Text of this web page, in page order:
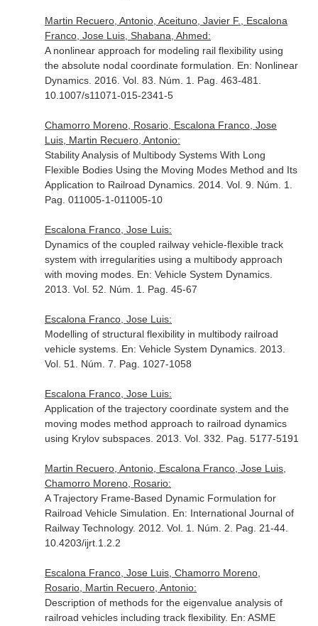
Martin Recuero, Antonio, Aceituno, Javier F., Escalona
Franco, Jose Luis, Shabana, Ahmed:
A nonlinear approach for modeling rail flexibility using
the absolute nodal coordinate formulation. En: Nonlinear
Dynamics. 2016. Vol. 83. Núm. 1. Pag. 463-481.
10.1007/s11071-015-2341-5
Chamorro Moreno, Rosario, Escalona Franco, Jose
Luis, Martin Recuero, Antonio:
Stability Analysis of Multibody Systems With Long
Flexible Bodies Using the Moving Modes Method and Its
Application to Railroad Dynamics. 2014. Vol. 9. Núm. 1.
Pag. 011005-1-011005-10
Escalona Franco, Jose Luis:
Dynamics of the coupled railway vehicle-flexible track
system with irregularities using a multibody approach
with moving modes. En: Vehicle System Dynamics.
2013. Vol. 52. Núm. 1. Pag. 45-67
Escalona Franco, Jose Luis:
Modelling of structural flexibility in multibody railroad
vehicle systems. En: Vehicle System Dynamics. 2013.
Vol. 51. Núm. 7. Pag. 1027-1058
Escalona Franco, Jose Luis:
Application of the trajectory coordinate system and the
moving modes method approach to railroad dynamics
using Krylov subspaces. 2013. Vol. 332. Pag. 5177-5191
Martin Recuero, Antonio, Escalona Franco, Jose Luis,
Chamorro Moreno, Rosario:
A Trajectory Frame-Based Dynamic Formulation for
Railroad Vehicle Simulation. En: International Journal of
Railway Technology. 2012. Vol. 1. Núm. 2. Pag. 21-44.
10.4203/ijrt.1.2.2
Escalona Franco, Jose Luis, Chamorro Moreno,
Rosario, Martin Recuero, Antonio:
Description of methods for the eigenvalue analysis of
railroad vehicles including track flexibility. En: ASME